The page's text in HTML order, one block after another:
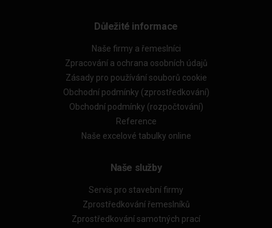
Důležité informace
Naše firmy a řemeslníci
Zpracování a ochrana osobních údajů
Zásady pro používání souborů cookie
Obchodní podmínky (zprostředkování)
Obchodní podmínky (rozpočtování)
Reference
Naše excelové tabulky online
Naše služby
Servis pro stavební firmy
Zprostředkování řemeslníků
Zprostředkování samotných prací